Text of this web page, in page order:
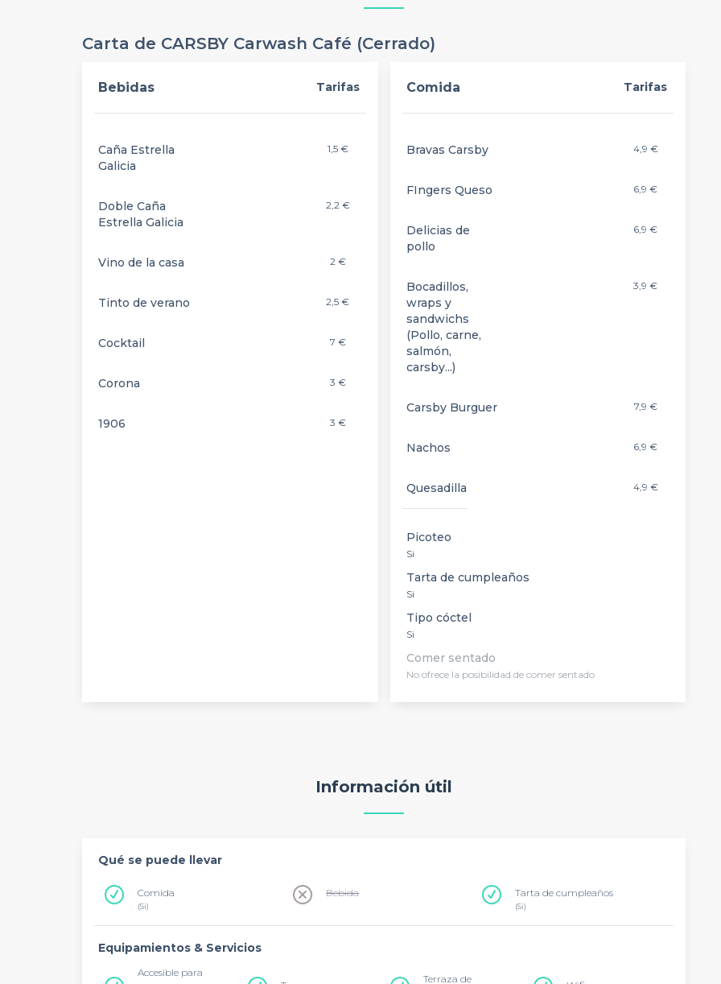
Carta de CARSBY Carwash Café (Cerrado)
Bebidas Tarifas
Caña Estrella
Galicia
1,5 €
Doble Caña
Estrella Galicia
2,2 €
Vino de la casa 2 €
Tinto de verano 2,5 €
Cocktail 7 €
Corona 3 €
1906 3 €
Comida Tarifas
Bravas Carsby 4,9 €
FIngers Queso 6,9 €
Delicias de
pollo
6,9 €
Bocadillos,
wraps y
sandwichs
(Pollo, carne,
salmón,
carsby...)
3,9 €
Carsby Burguer 7,9 €
Nachos 6,9 €
Quesadilla 4,9 €
Picoteo
Si
Tarta de cumpleaños
Si
Tipo cóctel
Si
Comer sentado
No ofrece la posibilidad de comer sentado
Información útil
Qué se puede llevar
Comida
(Si)
Bebida Tarta de cumpleaños
(Si)
Equipamientos & Servicios
Accesible para
Terraza de